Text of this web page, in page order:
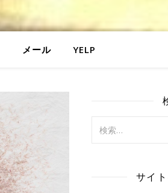
メール YELP
サイ